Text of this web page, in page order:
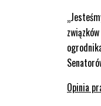
Opinia